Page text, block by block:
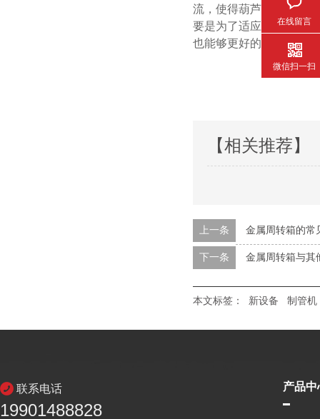
流，使得葫芦娃官方
要是为了适应不断增加的客
也能够更好的提供钢管代
【相关推荐】
上一条 金属周转箱的常
下一条 金属周转箱与其
本文标签： 新设备 制管机
联系电话
19901488828
产品中
在线留言
微信扫一扫